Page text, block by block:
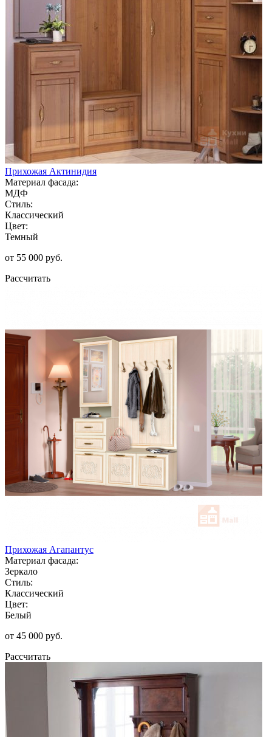
Прихожая Актинидия
Материал фасада:
МДФ
Стиль:
Классический
Цвет:
Темный
от 55 000 руб.
Рассчитать
Прихожая Агапантус
Материал фасада:
Зеркало
Стиль:
Классический
Цвет:
Белый
от 45 000 руб.
Рассчитать